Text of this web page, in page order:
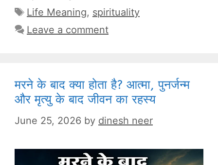
Tags
Life Meaning, spirituality
Leave a comment
मरने के बाद क्या होता है? आत्मा, पुनर्जन्म
और मृत्यु के बाद जीवन का रहस्य
June 25, 2026 by dinesh neer